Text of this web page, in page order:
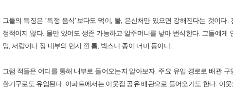
그들의 특징은 ‘특정 음식’보다도 먹이, 물, 은신처만 있으면 강해진다는 것이
정적이지 않다. 물만 있어도 생존 가능하고 알주머니를 낳아 번식한다. 그들에
멍, 서랍이나 장 내부의 먼지 낀 틈, 박스나 종이 더미 등이다.
그럼 적들은 어디를 통해 내부로 들어오는지 알아보자. 주요 유입 경로로 배관
환기구로도 유입된다. 아파트에서는 이웃집 공유 배관으로 들어오기도 한다. 이